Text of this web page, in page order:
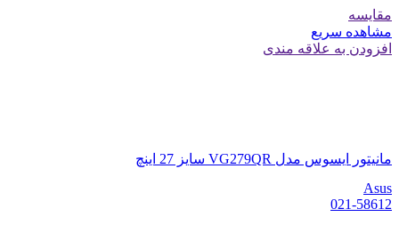
مقایسه
مشاهده سریع
افزودن به علاقه مندی
مانیتور ایسوس مدل VG279QR سایز 27 اینچ
Asus
021-58612